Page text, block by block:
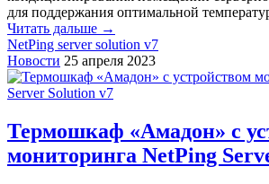
для поддержания оптимальной
Читать дальше →
NetPing server solution v7
Новости 25 апреля 2023
Термошкаф «Амадон» с
мониторинга NetPing